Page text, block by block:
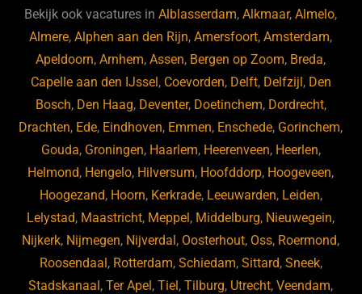
b
o
o
k
ky dI
n
Bekijk ook vacatures inAlblasserdam,Alkmaar,Almelo,
Almere,Alphen aan den Rijn,Amersfoort,Amsterdam,
Apeldoorn,Arnhem,Assen, Bergen op Zoom, Breda,
Capelle aan den IJssel , Coevorden, Delft, Delfzijl , Den
Bosch, Den Haag, Deventer, Doetinchem, Dordrecht,
Drachten, Ede, Eindhoven, Emmen, Enschede, Gorinchem,
Gouda, Groningen, Haarlem, Heerenveen, Heerlen,
Helmond, Hengelo, Hilversum, Hoofddorp, Hoogeveen,
Hoogezand, Hoorn, Kerkrade, Leeuwarden, Leiden,
Lelystad, Maastricht, Meppel , Middelburg, Nieuwegein,
Nijkerk, Nijmegen, Nijverdal , Oosterhout, Oss, Roermond,
Roosendaal , Rotterdam, Schiedam, Sittard, Sneek,
Stadskanaal ,Ter Apel ,Tiel ,Tilburg, Utrecht,Veendam,